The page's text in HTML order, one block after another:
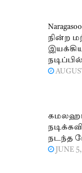
நின்ற
இயக்கிய
நடந்த
JUNE